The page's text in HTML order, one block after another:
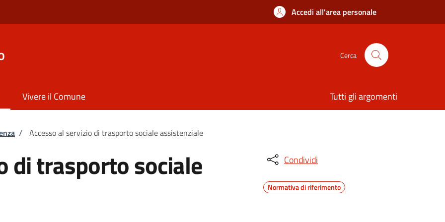
Accedi all'area personale
Cerca
Vivere il Comune Tutti gli argomenti
/ Accesso al servizio di trasporto sociale assistenziale
di trasporto sociale Condividi
Normativa di riferimento